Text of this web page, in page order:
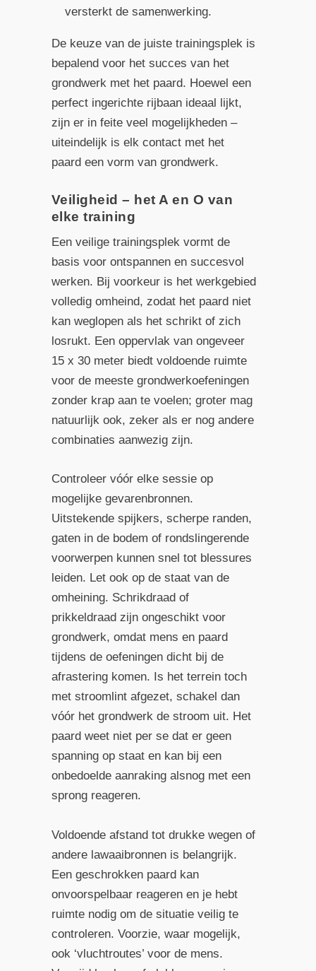
versterkt de samenwerking.
De keuze van de juiste trainingsplek is
bepalend voor het succes van het
grondwerk met het paard. Hoewel een
perfect ingerichte rijbaan ideaal lijkt,
zijn er in feite veel mogelijkheden –
uiteindelijk is elk contact met het
paard een vorm van grondwerk.
Veiligheid – het A en O van
elke training
Een veilige trainingsplek vormt de
basis voor ontspannen en succesvol
werken. Bij voorkeur is het werkgebied
volledig omheind, zodat het paard niet
kan weglopen als het schrikt of zich
losrukt. Een oppervlak van ongeveer
15 x 30 meter biedt voldoende ruimte
voor de meeste grondwerkoefeningen
zonder krap aan te voelen; groter mag
natuurlijk ook, zeker als er nog andere
combinaties aanwezig zijn.
Controleer vóór elke sessie op
mogelijke gevarenbronnen.
Uitstekende spijkers, scherpe randen,
gaten in de bodem of rondslingerende
voorwerpen kunnen snel tot blessures
leiden. Let ook op de staat van de
omheining. Schrikdraad of
prikkeldraad zijn ongeschikt voor
grondwerk, omdat mens en paard
tijdens de oefeningen dicht bij de
afrastering komen. Is het terrein toch
met stroomlint afgezet, schakel dan
vóór het grondwerk de stroom uit. Het
paard weet niet per se dat er geen
spanning op staat en kan bij een
onbedoelde aanraking alsnog met een
sprong reageren.
Voldoende afstand tot drukke wegen of
andere lawaaibronnen is belangrijk.
Een geschrokken paard kan
onvoorspelbaar reageren en je hebt
ruimte nodig om de situatie veilig te
controleren. Voorzie, waar mogelijk,
ook ‘vluchtroutes’ voor de mens.